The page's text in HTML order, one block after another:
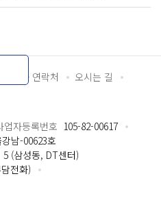
담당자 연락처
오시는 길
업자등록번호 105-82-00617
남-00623호
(삼성동, DT센터)
전화)